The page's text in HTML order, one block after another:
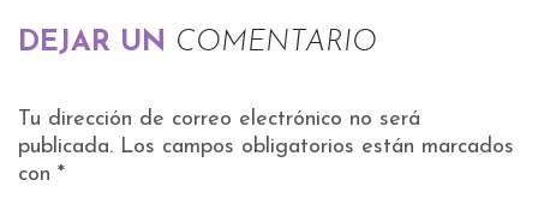
DEJAR UN COMENTARIO
Tu dirección de correo electrónico no será
publicada. Los campos obligatorios están marcados
con *